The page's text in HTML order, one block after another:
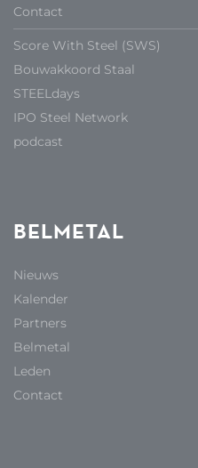
Contact
Score With Steel (SWS)
Bouwakkoord Staal
STEELdays
IPO Steel Network
podcast
BELMETAL
Nieuws
Kalender
Partners
Belmetal
Leden
Contact